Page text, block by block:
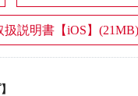
扱説明書【iOS】(21MB)